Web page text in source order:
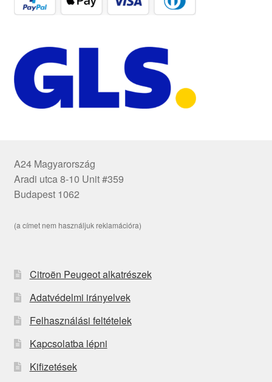
A24 Magyarország
Aradi utca 8-10 Unit #359
Budapest 1062
(a címet nem használjuk reklamációra)
Citroën Peugeot alkatrészek
Adatvédelmi irányelvek
Felhasználási feltételek
Kapcsolatba lépni
Kifizetések